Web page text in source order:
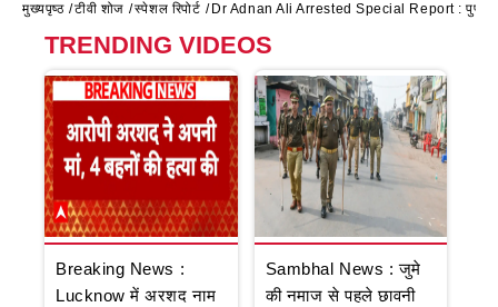
मुख्यपृष्ठ टीवी शोज स्पेशल रिपोर्ट Dr Adnan Ali Arrested Special Report :
TRENDING VIDEOS
Breaking News :
Lucknow में अरशद नाम
Sambhal News : जुमे
की नमाज से पहले छावनी